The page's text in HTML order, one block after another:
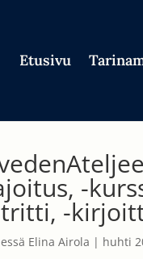
Etusivu
-
-
Elina Airola | huhti